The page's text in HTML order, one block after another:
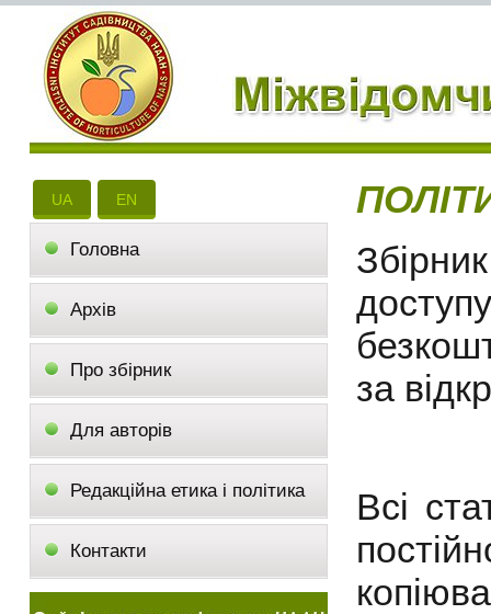
UA EN
Головна
Архів
Про збірник
Для авторів
Редакційна етика і політика
Контакти
за
Всі